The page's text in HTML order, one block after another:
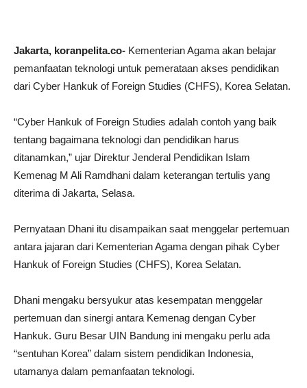
Jakarta, koranpelita.co- Kementerian Agama akan belajar
pemanfaatan teknologi untuk pemerataan akses pendidikan
dari Cyber Hankuk of Foreign Studies (CHFS), Korea Selatan.
“Cyber ​​Hankuk of Foreign Studies adalah contoh yang baik
tentang bagaimana teknologi dan pendidikan harus
ditanamkan,” ujar Direktur Jenderal Pendidikan Islam
Kemenag M Ali Ramdhani dalam keterangan tertulis yang
diterima di Jakarta, Selasa.
Pernyataan Dhani itu disampaikan saat menggelar pertemuan
antara jajaran dari Kementerian Agama dengan pihak Cyber
Hankuk of Foreign Studies (CHFS), Korea Selatan.
Dhani mengaku bersyukur atas kesempatan menggelar
pertemuan dan sinergi antara Kemenag dengan Cyber
Hankuk. Guru Besar UIN Bandung ini mengaku perlu ada
“sentuhan Korea” dalam sistem pendidikan Indonesia,
utamanya dalam pemanfaatan teknologi.